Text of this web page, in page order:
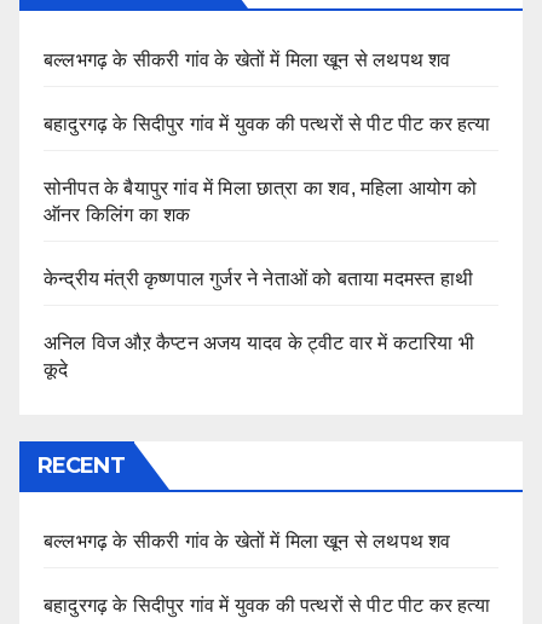
बल्लभगढ़ के सीकरी गांव के खेतों में मिला खून से लथपथ शव
बहादुरगढ़ के सिदीपुर गांव में युवक की पत्थरों से पीट पीट कर हत्या
सोनीपत के बैयापुर गांव में मिला छात्रा का शव, महिला आयोग को
ऑनर किलिंग का शक
केन्द्रीय मंत्री कृष्णपाल गुर्जर ने नेताओं को बताया मदमस्त हाथी
अनिल विज औऱ कैप्टन अजय यादव के ट्वीट वार में कटारिया भी
कूदे
RECENT
बल्लभगढ़ के सीकरी गांव के खेतों में मिला खून से लथपथ शव
बहादुरगढ़ के सिदीपुर गांव में युवक की पत्थरों से पीट पीट कर हत्या